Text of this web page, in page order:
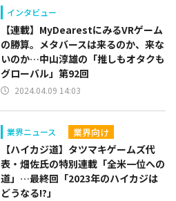
インタビュー
【連載】MyDearestにみるVRゲーム
の勝算。メタバースは来るのか、来な
いのか…中山淳雄の「推しもオタクも
グローバル」第92回
2024.04.09 14:03
業界ニュース 業界向け
【ハイカジ道】タツマキゲームズ代
表・畑佐氏の特別連載「全米一位への
道」…最終回「2023年のハイカジは
どうなる!?」